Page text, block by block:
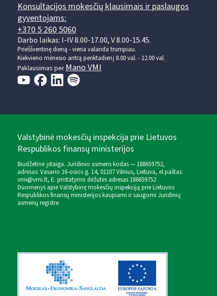
Konsultacijos mokesčių klausimais ir paslaugos
gyventojams:
+370 5 260 5060
Darbo laikas: I-IV 8.00-17.00, V 8.00-15.45.
Prieššventinę dieną - viena valanda trumpiau.
Kiekvieno mėnesio antrą penktadienį 8.00 val. - 12.00 val.
Paklausimas perMano VMI
Valstybinė mokesčių inspekcija prie Lietuvos
Respublikos finansų ministerijos
Biudžetinė įstaiga. Juridinio asmens kodas — 188659752,
adresas: Vasario 16-osios g. 14, 01107 Vilnius, Lietuva, el.paštas:
vmi@vmi.lt, E. pristatymo dėžutės adresas 188659752
Duomenys apie Valstybinę mokesčių inspekciją prie Lietuvos
Respublikos finansų ministerijos kaupiami ir saugomi Juridinių
asmenų registre